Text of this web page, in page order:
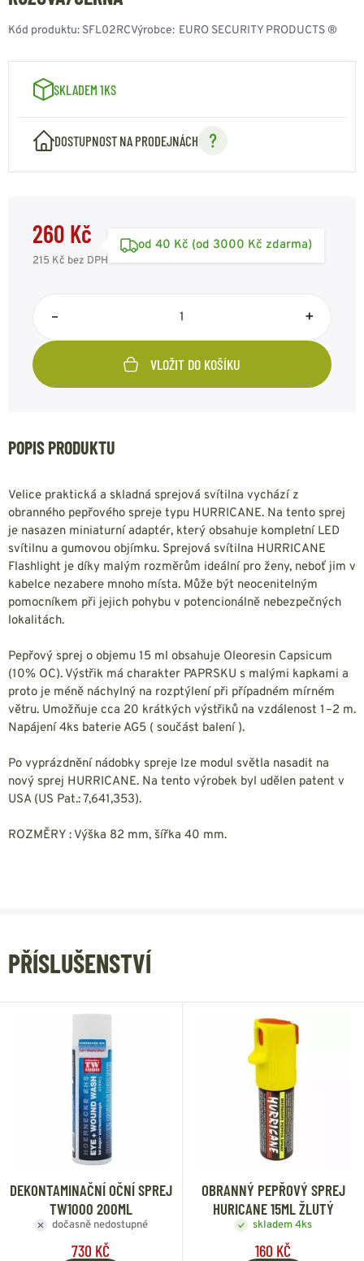
Kód produktu: SFL02RCVýrobce: EURO SECURITY PRODUCTS ®
SKLADEM 1KS
DOSTUPNOST NA PRODEJNÁCH
260 Kč
215 Kč bez DPH
od 40 Kč (od 3000 Kč zdarma)
– +
VLOŽIT DO KOŠÍKU
POPIS PRODUKTU
Velice praktická a skladná sprejová svítilna vychází z
obranného pepřového spreje typu HURRICANE. Na tento sprej
je nasazen miniaturní adaptér, který obsahuje kompletní LED
svítilnu a gumovou objímku. Sprejová svítilna HURRICANE
Flashlight je díky malým rozměrům ideální pro ženy, neboť jim v
kabelce nezabere mnoho místa. Může být neocenitelným
pomocníkem při jejich pohybu v potencionálně nebezpečných
lokalitách.
Pepřový sprej o objemu 15 ml obsahuje Oleoresin Capsicum
(10% OC). Výstřik má charakter PAPRSKU s malými kapkami a
proto je méně náchylný na rozptýlení při případném mírném
větru. Umožňuje cca 20 krátkých výstřiků na vzdálenost 1–2 m.
Napájení 4ks baterie AG5 ( součást balení ).
Po vyprázdnění nádobky spreje lze modul světla nasadit na
nový sprej HURRICANE. Na tento výrobek byl udělen patent v
USA (US Pat.: 7,641,353).
ROZMĚRY : Výška 82 mm, šířka 40 mm.
PŘÍSLUŠENSTVÍ
DEKONTAMINAČNÍ OČNÍ SPREJ
TW1000 200ML
dočasně nedostupné
730 KČ
OBRANNÝ PEPŘOVÝ SPREJ
HURICANE 15ML ŽLUTÝ
skladem 4ks
160 KČ